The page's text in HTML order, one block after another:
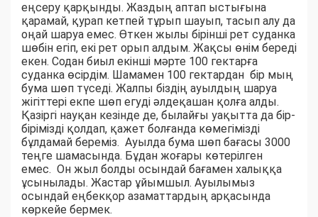
еңсеру қарқынды. Жаздың аптап ыстығына
қарамай, қурап кетпей тұрып шауып, тасып алу да
оңай шаруа емес. Өткен жылы бірінші рет суданка
шөбін егіп, екі рет орып алдым. Жақсы өнім береді
екен. Содан биыл екінші мәрте 100 гектарға
суданка өсірдім. Шамамен 100 гектардан бір мың
бума шөп түседі. Жалпы біздің ауылдың шаруа
жігіттері екпе шөп егуді әлдеқашан қолға алды.
Қазіргі науқан кезінде де, былайғы уақытта да бір-
бірімізді қолдап, қажет болғанда көмегімізді
бұлдамай береміз. Ауылда бума шөп бағасы 3000
теңге шамасында. Бұдан жоғары көтерілген
емес. Он жыл болды осындай бағамен халыққа
ұсынылады. Жастар ұйымшыл. Ауылымыз
осындай еңбекқор азаматтардың арқасында
көркейе бермек.